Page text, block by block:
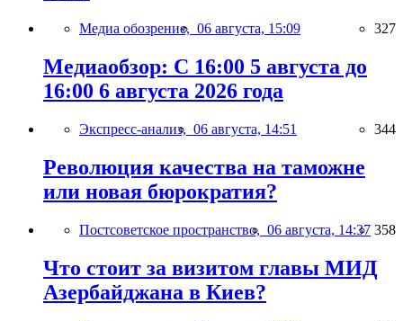
Медиа обозрение, 06 августа, 15:09 327
Медиаобзор: С 16:00 5 августа до
16:00 6 августа 2026 года
Экспресс-анализ, 06 августа, 14:51 344
Революция качества на таможне
или новая бюрократия?
Постсоветское пространство, 06 августа, 14:37 358
Что стоит за визитом главы МИД
Азербайджана в Киев?